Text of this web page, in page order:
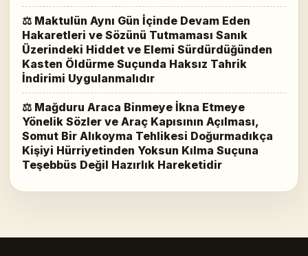
⚖ Maktulün Aynı Gün İçinde Devam Eden
Hakaretleri ve Sözünü Tutmaması Sanık
Üzerindeki Hiddet ve Elemi Sürdürdüğünden
Kasten Öldürme Suçunda Haksız Tahrik
İndirimi Uygulanmalıdır
⚖ Mağduru Araca Binmeye İkna Etmeye
Yönelik Sözler ve Araç Kapısının Açılması,
Somut Bir Alıkoyma Tehlikesi Doğurmadıkça
Kişiyi Hürriyetinden Yoksun Kılma Suçuna
Teşebbüs Değil Hazırlık Hareketidir